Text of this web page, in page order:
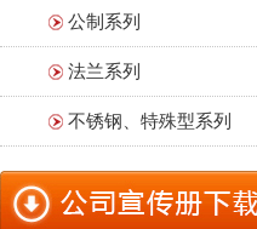
公制系列
法兰系列
不锈钢、特殊型系列